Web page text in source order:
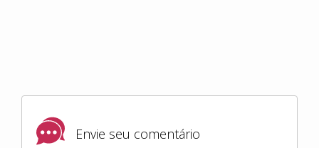
Envie seu comentário